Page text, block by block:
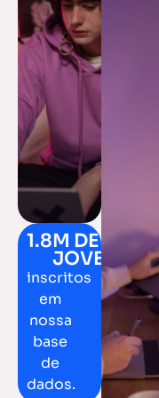
1.8M DE
JOVENS
inscritos
em
nossa
base
de
dados.